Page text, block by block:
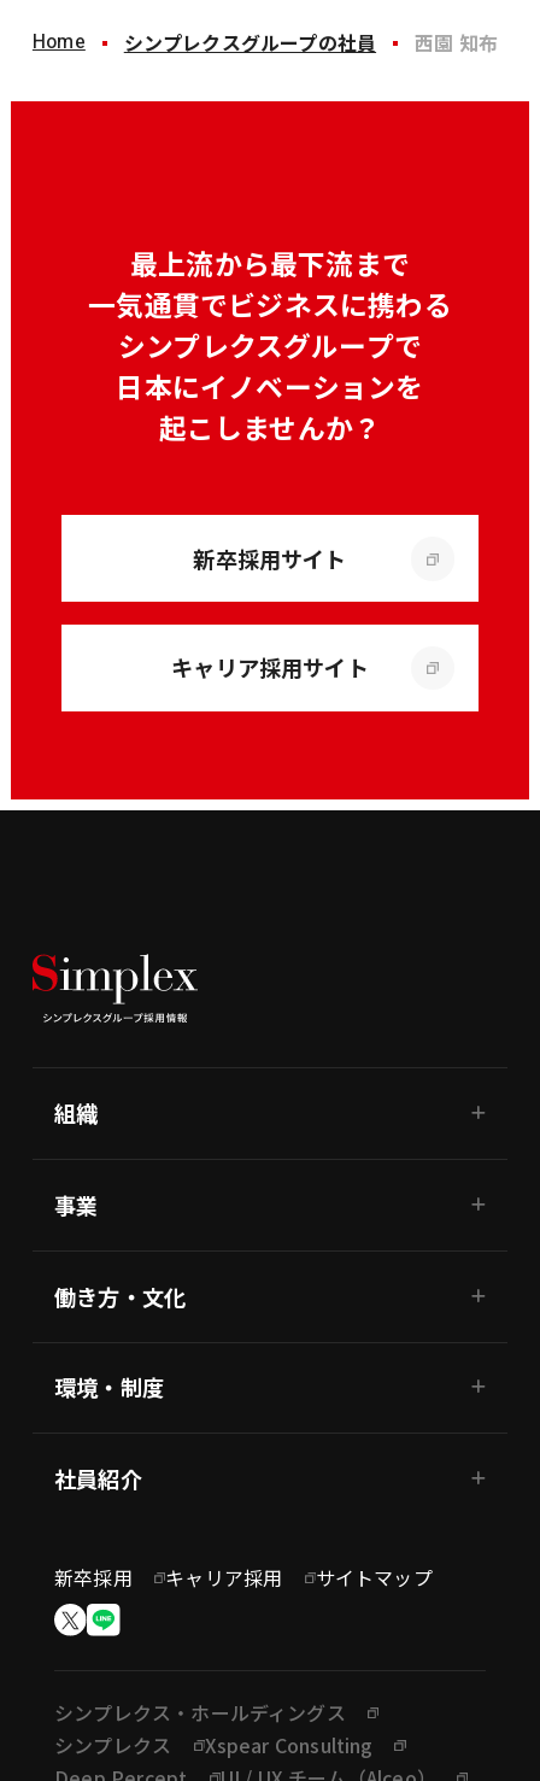
Home シンプレクスグループの社員 西園 知布
最上流から最下流まで
一気通貫でビジネスに携わる
シンプレクスグループで
日本にイノベーションを
起こしませんか？
新卒採用サイト
キャリア採用サイト
組織
事業
働き方・文化
環境・制度
社員紹介
新卒採用 キャリア採用 サイトマップ
シンプレクス・ホールディングス
シンプレクス
Xspear Consulting